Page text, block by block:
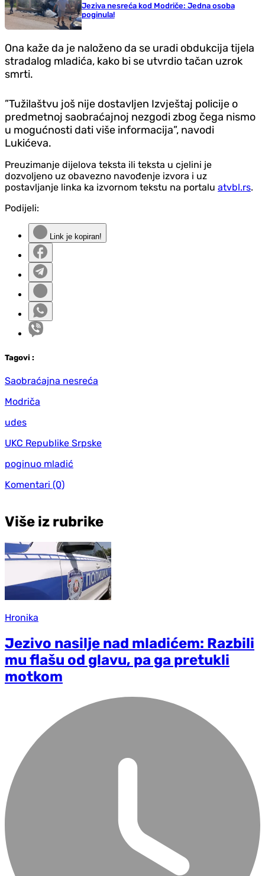
Jeziva nesreća kod Modriče: Jedna osoba
poginula!
Ona kaže da je naloženo da se uradi obdukcija tijela
stradalog mladića, kako bi se utvrdio tačan uzrok
smrti.
”Tužilaštvu još nije dostavljen Izvještaj policije o
predmetnoj saobraćajnoj nezgodi zbog čega nismo
u mogućnosti dati više informacija”, navodi
Lukićeva.
Preuzimanje dijelova teksta ili teksta u cjelini je
dozvoljeno uz obavezno navođenje izvora i uz
postavljanje linka ka izvornom tekstu na portalu atvbl.rs.
Podijeli:
Link je kopiran!
Tagovi :
Saobraćajna nesreća
Modriča
udes
UKC Republike Srpske
poginuo mladić
Komentari (0)
Više iz rubrike
Hronika
Jezivo nasilje nad mladićem: Razbili
mu flašu od glavu, pa ga pretukli
motkom